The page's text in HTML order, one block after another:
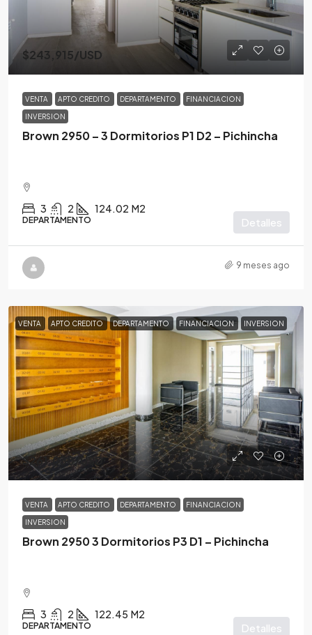
$243,915/USD
VENTA APTO CREDITO DEPARTAMENTO FINANCIACION
INVERSION
Brown 2950 – 3 Dormitorios P1 D2 – Pichincha
3 2 124.02 M2
DEPARTAMENTO Detalles
9 meses ago
VENTA APTO CREDITO DEPARTAMENTO FINANCIACION INVERSION
$261,030/USD
VENTA APTO CREDITO DEPARTAMENTO FINANCIACION
INVERSION
Brown 2950 3 Dormitorios P3 D1 – Pichincha
3 2 122.45 M2
DEPARTAMENTO Detalles